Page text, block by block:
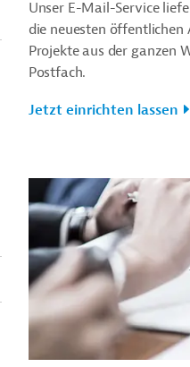
Unser E-Mail-Service
die neuesten öffentlichen
Projekte aus der ganzen
Postfach.
Jetzt einrichten lassen